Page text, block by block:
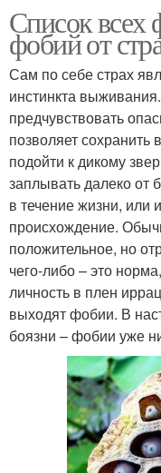
Список всех
фобий от
Сам по себе страх
инстинкта
предчувствовать
позволяет сохранить
подойти к дикому
заплывать далеко от
в течение жизни, или
происхождение.
положительное, но
чего-либо – это
личность в плен
выходят фобии. В
боязни – фобии уже